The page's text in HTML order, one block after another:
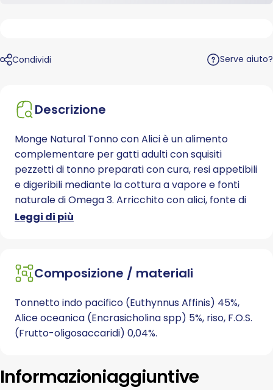
Condividi Serve aiuto?
Descrizione
Monge Natural Tonno con Alici è un alimento
complementare per gatti adulti con squisiti
pezzetti di tonno preparati con cura, resi appetibili
e digeribili mediante la cottura a vapore e fonti
naturale di Omega 3. Arricchito con alici, fonte di
proteine ad elevato valore biologico e Frutto-
Thailandia senza coloranti e conservanti aggiunti.
Leggi di più
Composizione / materiali
Tonnetto indo pacifico (Euthynnus Affinis) 45%,
Alice oceanica (Encrasicholina spp) 5%, riso, F.O.S.
(Frutto-oligosaccaridi) 0,04%.
Informazioniaggiuntive